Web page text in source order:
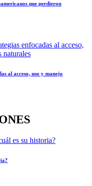
que perdieron
al acceso, uso y manejo